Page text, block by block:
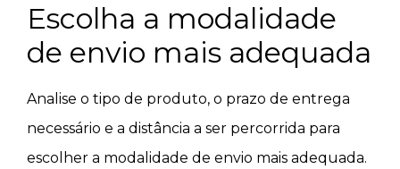
Escolha a modalidade
de envio mais adequada
Analise o tipo de produto, o prazo de entrega
necessário e a distância a ser percorrida para
escolher a modalidade de envio mais adequada.